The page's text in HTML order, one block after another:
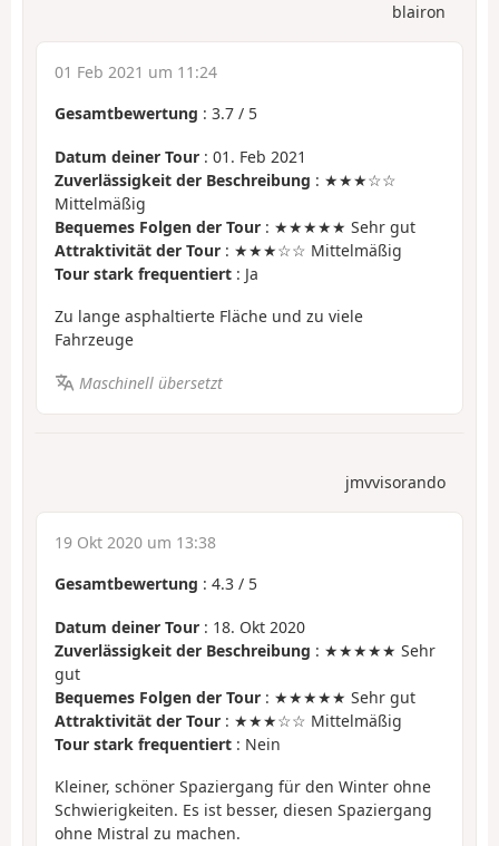
blairon
01 Feb 2021 um 11:24
Gesamtbewertung : 3.7 / 5
Datum deiner Tour : 01. Feb 2021
Zuverlässigkeit der Beschreibung : ★★★☆☆
Mittelmäßig
Bequemes Folgen der Tour : ★★★★★ Sehr gut
Attraktivität der Tour : ★★★☆☆ Mittelmäßig
Tour stark frequentiert : Ja
Zu lange asphaltierte Fläche und zu viele
Fahrzeuge
Maschinell übersetzt
jmvvisorando
19 Okt 2020 um 13:38
Gesamtbewertung : 4.3 / 5
Datum deiner Tour : 18. Okt 2020
Zuverlässigkeit der Beschreibung : ★★★★★ Sehr
gut
Bequemes Folgen der Tour : ★★★★★ Sehr gut
Attraktivität der Tour : ★★★☆☆ Mittelmäßig
Tour stark frequentiert : Nein
Kleiner, schöner Spaziergang für den Winter ohne
Schwierigkeiten. Es ist besser, diesen Spaziergang
ohne Mistral zu machen.